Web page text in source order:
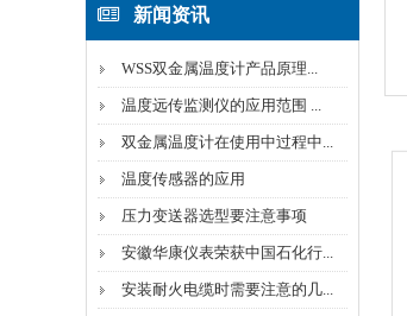
新闻资讯
WSS双金属温度计产品原理...
温度远传监测仪的应用范围 ...
双金属温度计在使用中过程中...
温度传感器的应用
压力变送器选型要注意事项
安徽华康仪表荣获中国石化行...
安装耐火电缆时需要注意的几...